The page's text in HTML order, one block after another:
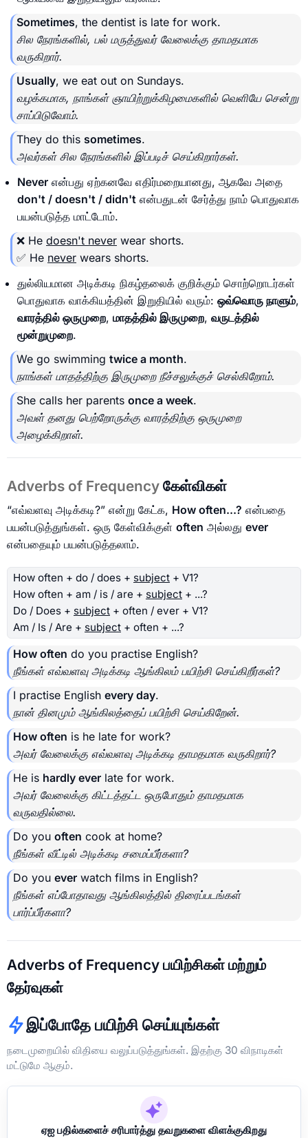
Sometimes, the dentist is late for work.
சில நேரங்களில், பல் மருத்துவர் வேலைக்கு தாமதமாக
வருகிறார்.
Usually, we eat out on Sundays.
வழக்கமாக, நாங்கள் ஞாயிற்றுக்கிழமைகளில் வெளியே சென்று
சாப்பிடுவோம்.
They do this sometimes.
அவர்கள் சில நேரங்களில் இப்படிச் செய்கிறார்கள்.
Never என்பது ஏற்கனவே எதிர்மறையானது, ஆகவே அதை
don't / doesn't / didn't என்பதுடன் சேர்த்து நாம் பொதுவாக
பயன்படுத்த மாட்டோம்.
❌ He doesn't never wear shorts.
✅ He never wears shorts.
துல்லியமான அடிக்கடி நிகழ்தலைக் குறிக்கும் சொற்றொடர்கள்
பொதுவாக வாக்கியத்தின் இறுதியில் வரும்: ஒவ்வொரு நாளும்,
வாரத்தில் ஒருமுறை, மாதத்தில் இருமுறை, வருடத்தில்
மூன்றுமுறை.
We go swimming twice a month.
நாங்கள் மாதத்திற்கு இருமுறை நீச்சலுக்குச் செல்கிறோம்.
She calls her parents once a week.
அவள் தனது பெற்றோருக்கு வாரத்திற்கு ஒருமுறை
அழைக்கிறாள்.
Adverbs of Frequency கேள்விகள்
“எவ்வளவு அடிக்கடி?” என்று கேட்க, How often...? என்பதை
பயன்படுத்துங்கள். ஒரு கேள்விக்குள் often அல்லது ever
என்பதையும் பயன்படுத்தலாம்.
How often + do / does + subject + V1?
How often + am / is / are + subject + ...?
Do / Does + subject + often / ever + V1?
Am / Is / Are + subject + often + ...?
How often do you practise English?
நீங்கள் எவ்வளவு அடிக்கடி ஆங்கிலம் பயிற்சி செய்கிறீர்கள்?
I practise English every day.
நான் தினமும் ஆங்கிலத்தைப் பயிற்சி செய்கிறேன்.
How often is he late for work?
அவர் வேலைக்கு எவ்வளவு அடிக்கடி தாமதமாக வருகிறார்?
He is hardly ever late for work.
அவர் வேலைக்கு கிட்டத்தட்ட ஒருபோதும் தாமதமாக
வருவதில்லை.
Do you often cook at home?
நீங்கள் வீட்டில் அடிக்கடி சமைப்பீர்களா?
Do you ever watch films in English?
நீங்கள் எப்போதாவது ஆங்கிலத்தில் திரைப்படங்கள்
பார்ப்பீர்களா?
Adverbs of Frequency பயிற்சிகள் மற்றும்
தேர்வுகள்
இப்போதே பயிற்சி செய்யுங்கள்
நடைமுறையில் விதியை வலுப்படுத்துங்கள். இதற்கு 30 விநாடிகள்
மட்டுமே ஆகும்.
ஏஐ பதில்களைச் சரிபார்த்து தவறுகளை விளக்குகிறது